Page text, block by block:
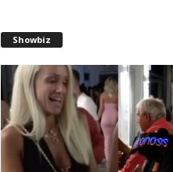
Showbiz